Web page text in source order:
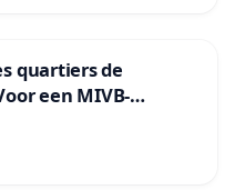
quartiers de
een MIVB-
en Het